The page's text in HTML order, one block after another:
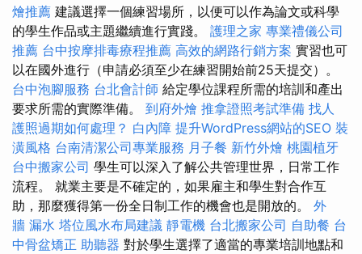
燴推薦 建議選擇一個練習場所，以便可以作為論文或科學
的學生作品或主題繼續進行實踐。 護理之家 專業禮儀公司
推薦 台中按摩排毒療程推薦 高效的網路行銷方案 實習也可
以在國外進行（申請必須至少在練習開始前25天提交）。
台中泡腳服務 台北會計師 給定學位課程所需的培訓和產出
要求所需的實際準備。 到府外燴 推拿證照考試準備 找人
護照過期如何處理？ 白內障 提升WordPress網站的SEO 裝
潢風格 台南清潔公司專業服務 月子餐 新竹外燴 桃園植牙
台中搬家公司 學生可以深入了解公共管理世界，日常工作
流程。 就業主要是不確定的，如果雇主和學生對合作互
助，那麼獲得第一份全日制工作的機會也是開放的。 外
牆 漏水 塔位風水布局建議 靜電機 台北搬家公司 自助餐 台
中骨盆矯正 助聽器 對於學生選擇了適當的專業培訓地點和